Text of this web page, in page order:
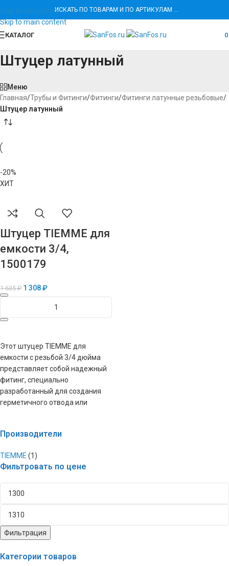
Skip to navigation
Skip to main content
ИСКАТЬ ПО ТОВАРАМ И ПО АРТИКУЛАМ …
КАТАЛОГ 0
Штуцер латунный
Меню
Производители
TIEMME (1)
Фильтровать по цене
Фильтрация
Категории товаров
Главная/Трубы и Фитинги/Фитинги/Фитинги латунные резьбовые/
Штуцер латунный
-20%
ХИТ
Штуцер TIEMME для
емкости 3/4,
1500179
1 635₽ 1 308₽
Этот штуцер TIEMME для
емкости с резьбой 3/4 дюйма
представляет собой надежный
фитинг, специально
разработанный для создания
герметичного отвода или